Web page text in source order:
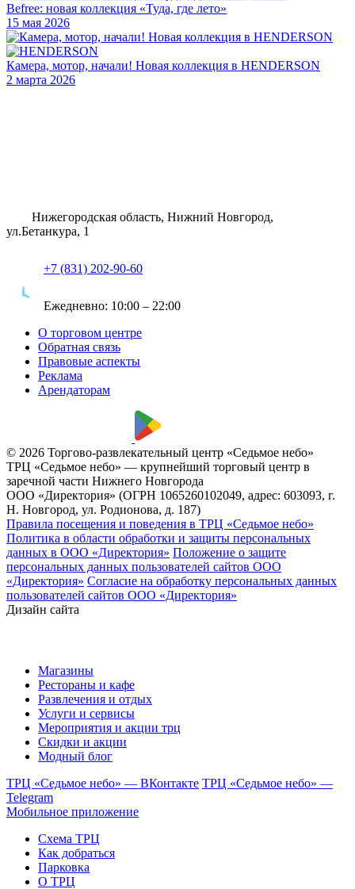
Befree: новая коллекция «Туда, где лето»
15 мая 2026
Камера, мотор, начали! Новая коллекция в HENDERSON
2 марта 2026
Нижегородская область, Нижний Новгород,
ул.Бетанкура, 1
+7 (831) 202-90-60
Ежедневно: 10:00 – 22:00
О торговом центре
Обратная связь
Правовые аспекты
Реклама
Арендаторам
© 2026 Торгово-развлекательный центр «Седьмое небо»
ТРЦ «Седьмое небо» — крупнейший торговый центр в
заречной части Нижнего Новгорода
ООО «Директория» (ОГРН 1065260102049, адрес: 603093, г.
Н. Новгород, ул. Родионова, д. 187)
Правила посещения и поведения в ТРЦ «Седьмое небо»
Политика в области обработки и защиты персональных
данных в ООО «Директория» Положение о защите
персональных данных пользователей сайтов ООО
«Директория» Согласие на обработку персональных данных
пользователей сайтов ООО «Директория»
Дизайн сайта
Магазины
Рестораны и кафе
Развлечения и отдых
Услуги и сервисы
Мероприятия и акции трц
Скидки и акции
Модный блог
ТРЦ «Седьмое небо» — ВКонтакте ТРЦ «Седьмое небо» —
Telegram
Мобильное приложение
Схема ТРЦ
Как добраться
Парковка
О ТРЦ